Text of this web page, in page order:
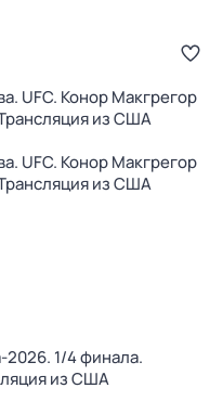
UFC. Конор Макгрегор
из США
UFC. Конор Макгрегор
из США
1/4 финала.
из США